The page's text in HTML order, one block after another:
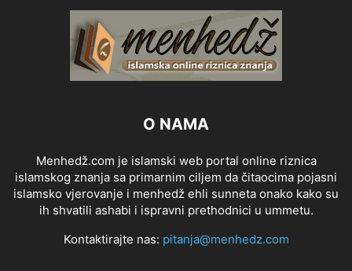
O NAMA
Menhedž.com je islamski web portal online riznica
islamskog znanja sa primarnim ciljem da čitaocima pojasni
islamsko vjerovanje i menhedž ehli sunneta onako kako su
ih shvatili ashabi i ispravni prethodnici u ummetu.
Kontaktirajte nas: pitanja@menhedz.com